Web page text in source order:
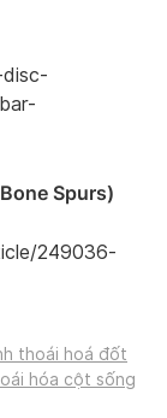
Spurs)
249036-
thoái hoá đốt
hóa cột sống